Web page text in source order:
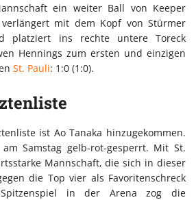
ein weiter Ball von Keeper
verlängert mit dem Kopf von Stürmer
platziert ins rechte untere Toreck
Hennings zum ersten und einzigen
St. Pauli: 1:0 (1:0).
ist Ao Tanaka hinzugekommen.
Samstag gelb-rot-gesperrt. Mit St.
Mannschaft, die sich in dieser
die Top vier als Favoritenschreck
in der Arena zog die